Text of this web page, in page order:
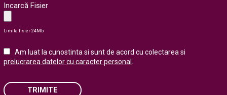
Incarcă Fisier
Limita fisier 24Mb
Am luat la cunostinta si sunt de acord cu colectarea si
prelucrarea datelor cu caracter personal
TRIMITE